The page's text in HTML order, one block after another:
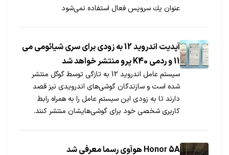
عنوان یك سرویس فعال استفاده نمی‌شود
آپدیت اندروید 12 به زودی برای سری شیائومی می
11 و ردمی K40 پرو منتشر خواهد شد
سیستم عامل اندروید 12 به تازگی توسط گوگل منتشر
شده است و سازندگان گوشی‌های اندرویدی نیز قصد
دارند تا به زودی این سیستم عامل را به همراه رابط
کاربری شخصی خود برای گوشی‌هایشان منتشر کنند.
Honor 5A هوآوی رسما معرفی شد